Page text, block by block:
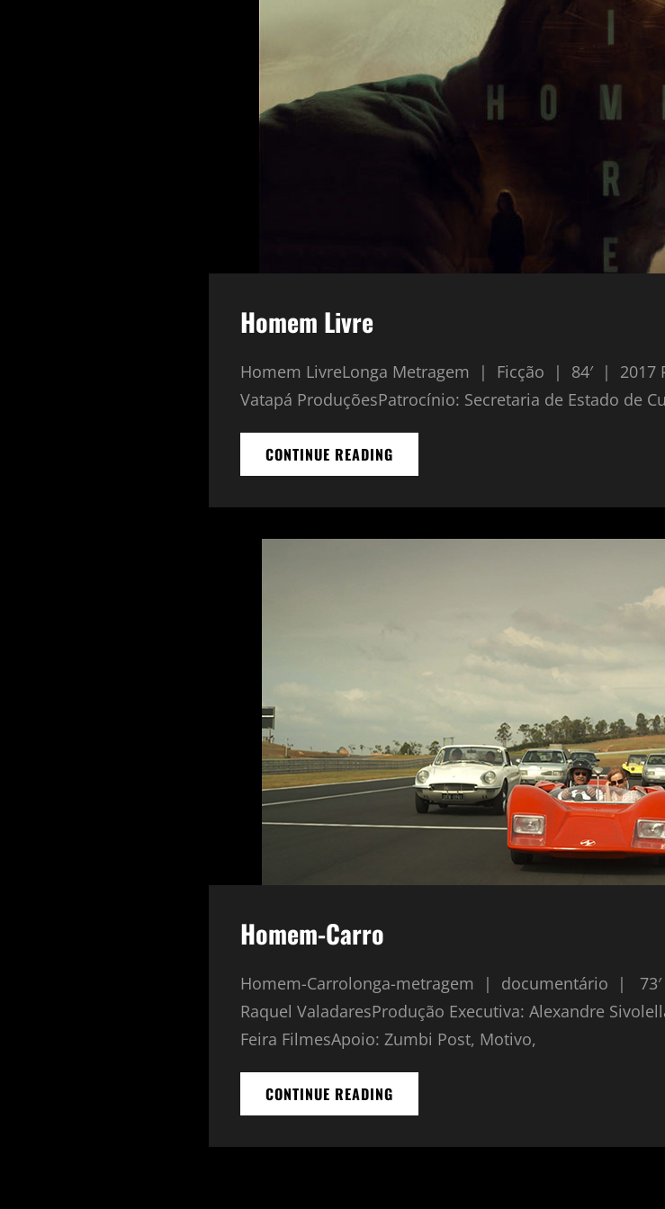
Homem Livre
Homem LivreLonga Metragem | Ficção | 84′ | 2017
Vatapá ProduçõesPatrocínio: Secretaria de Estado de
CONTINUE READING
LIVRE
Homem-Carro
Homem-Carrolonga-metragem | documentário |
Raquel ValadaresProdução Executiva: Alexandre
Feira FilmesApoio: Zumbi Post, Motivo,
CONTINUE READING
CARRO